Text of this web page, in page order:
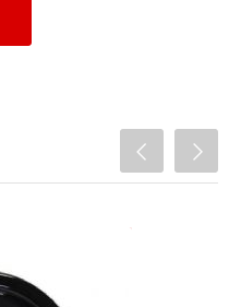
Sensor Controller